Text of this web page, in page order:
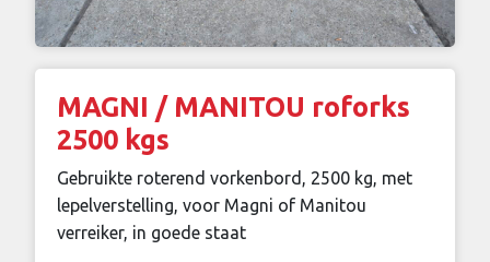
MAGNI / MANITOU roforks
2500 kgs
Gebruikte roterend vorkenbord, 2500 kg, met
lepelverstelling, voor Magni of Manitou
verreiker, in goede staat